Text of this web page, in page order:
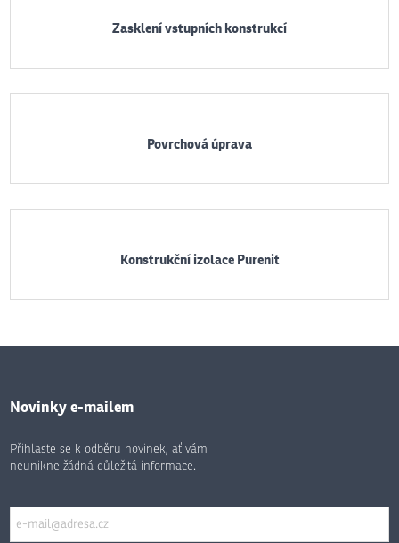
Zasklení vstupních konstrukcí
Povrchová úprava
Konstrukční izolace Purenit
Novinky e-mailem
Přihlaste se k odběru novinek, ať vám
neunikne žádná důležitá informace.